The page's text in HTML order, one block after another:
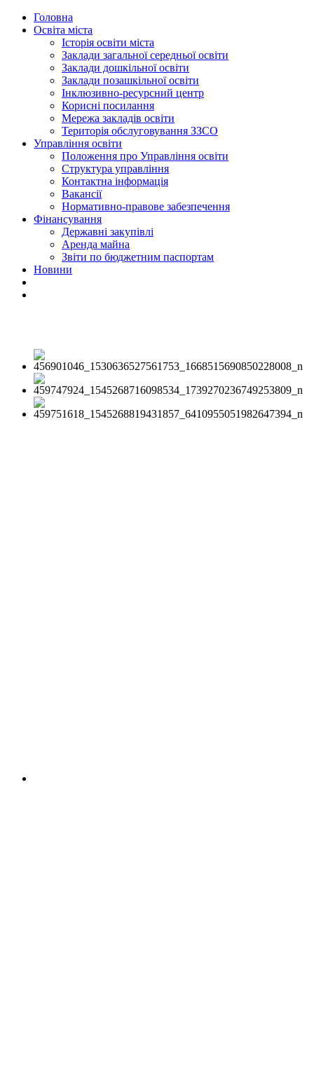
Головна
Освіта міста
Історія освіти міста
Заклади загальної середньої освіти
Заклади дошкільної освіти
Заклади позашкільної освіти
Інклюзивно-ресурсний центр
Корисні посилання
Мережа закладів освіти
Територія обслуговування ЗЗСО
Управління освіти
Положення про Управління освіти
Структура управління
Контактна інформація
Вакансії
Нормативно-правове забезпечення
Фінансування
Державні закупівлі
Аренда майна
Звіти по бюджетним паспортам
Новини